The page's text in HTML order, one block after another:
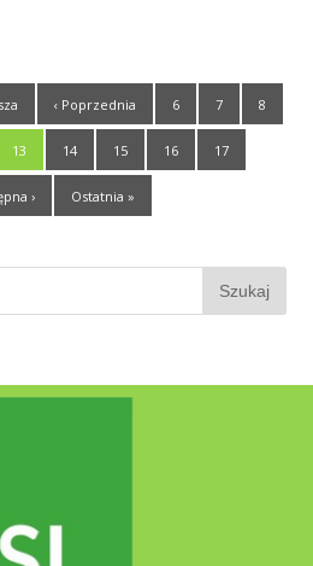
‹ Poprzednia 6 7 8
13 14 15 16 17
› Ostatnia »